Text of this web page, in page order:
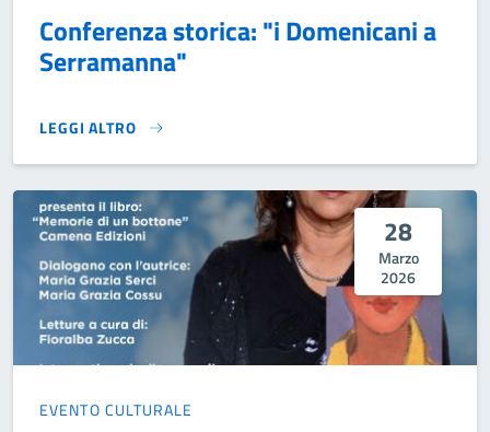
Conferenza storica: "i Domenicani a
Serramanna"
LEGGI ALTRO
CONFERENZA STORICA: "I DOMENICANI A SERRAMANNA"}
28
Marzo
2026
EVENTO CULTURALE